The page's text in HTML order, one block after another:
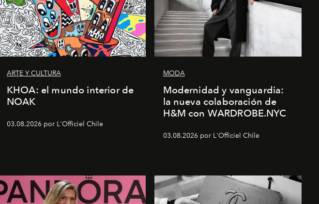
ARTE Y CULTURA
KHOA: el mundo interior de
NOAK
03.08.2026 por L'Officiel Chile
MODA
Modernidad y vanguardia:
la nueva colaboración de
H&M con WARDROBE.NYC
03.08.2026 por L'Officiel Chile